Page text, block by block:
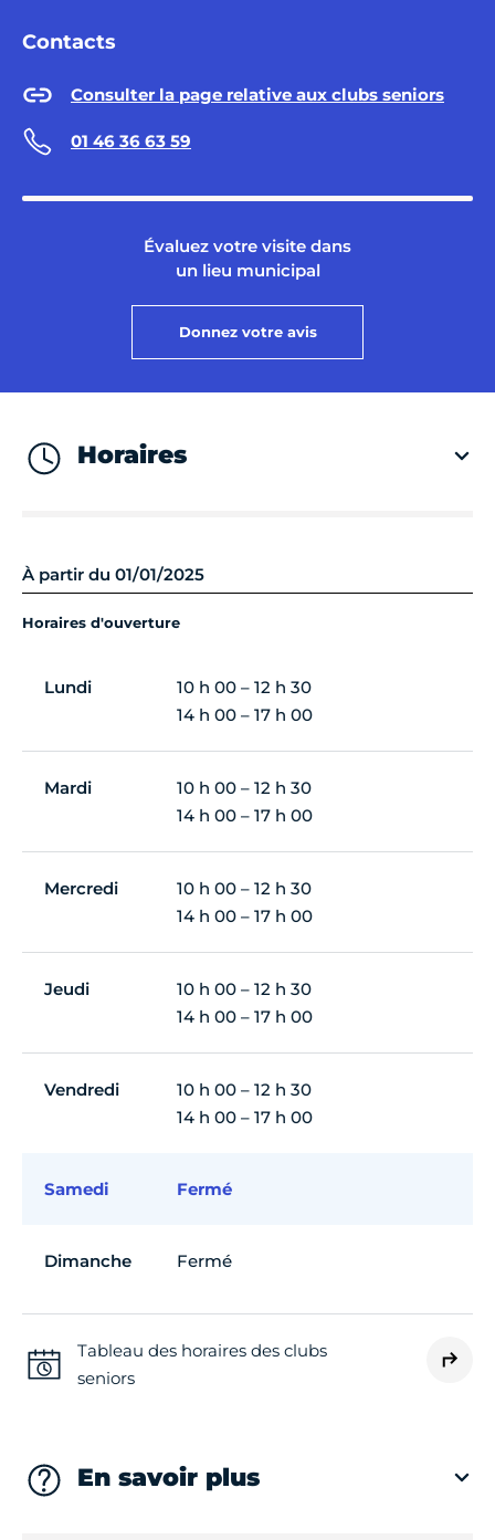
Contacts
Consulter la page relative aux clubs seniors
01 46 36 63 59
Évaluez votre visite dans
un lieu municipal
Donnez votre avis
Horaires
À partir du 01/01/2025
Horaires d'ouverture
Lundi
10 h 00 – 12 h 30
14 h 00 – 17 h 00
Mardi
10 h 00 – 12 h 30
14 h 00 – 17 h 00
Mercredi
10 h 00 – 12 h 30
14 h 00 – 17 h 00
Jeudi
10 h 00 – 12 h 30
14 h 00 – 17 h 00
Vendredi
10 h 00 – 12 h 30
14 h 00 – 17 h 00
Samedi Fermé
Dimanche Fermé
Tableau des horaires des clubs
seniors
En savoir plus